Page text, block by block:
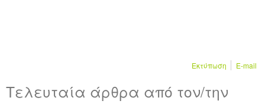
Εκτύπωση E-mail
Τελευταία άρθρα από τον/την